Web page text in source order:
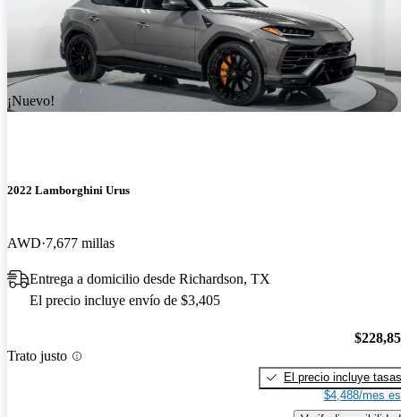
¡Nuevo!
2022 Lamborghini Urus
AWD 7,677 millas
Entrega a domicilio desde Richardson, TX
El precio incluye envío de $3,405
Trato justo
El precio incluye tasas
$4,488/mes